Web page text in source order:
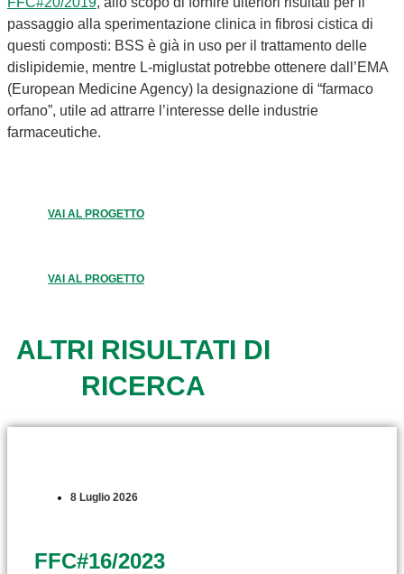
passaggio alla sperimentazione clinica in fibrosi cistica di
questi composti: BSS è già in uso per il trattamento delle
dislipidemie, mentre L-miglustat potrebbe ottenere dall’EMA
(European Medicine Agency) la designazione di “farmaco
orfano”, utile ad attrarre l’interesse delle industrie
farmaceutiche.
VAI AL PROGETTO
VAI AL PROGETTO
ALTRI RISULTATI DI
RICERCA
8 Luglio 2026
FFC#16/2023